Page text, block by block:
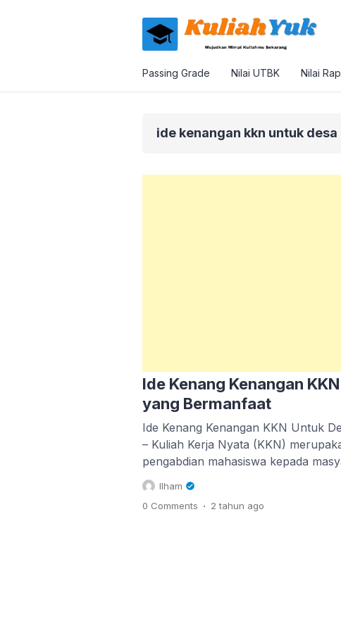
Passing Grade Nilai UTBK Nilai
ide kenangan kkn untuk desa
Ide Kenang Kenangan
yang Bermanfaat
Ide Kenang Kenangan KKN Untuk
– Kuliah Kerja Nyata (KKN)
pengabdian mahasiswa kepada
wilayah pedesaan. Dalam kegiatan
berperan aktif dengan memberikan
permasalahan yang dihadapi oleh
Ilham
0 Comments . 2 tahun ago